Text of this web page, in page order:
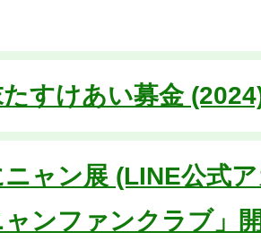
たすけあい募金
ニャン展 (LINE公式
ャンファンクラブ」